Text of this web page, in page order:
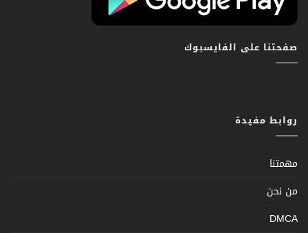
صفحتنا على الفايسبوك
روابط مفيدة
مهمتنا
من نحن
DMCA